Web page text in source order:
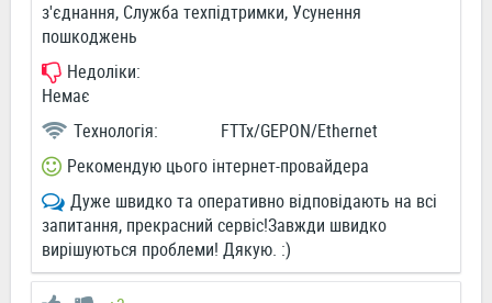
з'єднання, Служба техпідтримки, Усунення
пошкоджень
Недоліки:
Немає
Технологія:
FTTx/GEPON/Ethernet
Рекомендую цього інтернет-провайдера
Дуже швидко та оперативно відповідають на всі
запитання, прекрасний сервіс!Завжди швидко
вирішуються проблеми! Дякую. :)